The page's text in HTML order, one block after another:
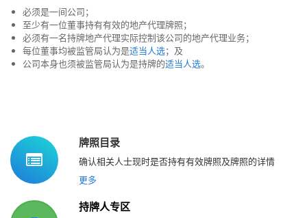
必须是一间公司；
至少有一位董事持有有效的地产代理牌照；
必须有一名持牌地产代理实际控制该公司的地产代理业务；
每位董事均被监管局认为是适当人选；及
公司本身也须被监管局认为是持牌的适当人选。
牌照目录
确认相关人士现时是否持有有效牌照及牌照的详情
更多
持牌人专区